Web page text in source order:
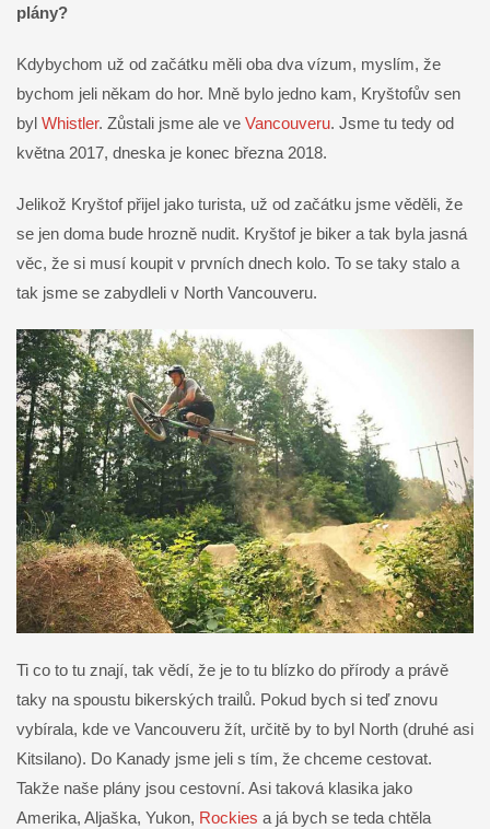
plány?
Kdybychom už od začátku měli oba dva vízum, myslím, že
bychom jeli někam do hor. Mně bylo jedno kam, Kryštofův sen
byl Whistler. Zůstali jsme ale ve Vancouveru. Jsme tu tedy od
května 2017, dneska je konec března 2018.
Jelikož Kryštof přijel jako turista, už od začátku jsme věděli, že
se jen doma bude hrozně nudit. Kryštof je biker a tak byla jasná
věc, že si musí koupit v prvních dnech kolo. To se taky stalo a
tak jsme se zabydleli v North Vancouveru.
Ti co to tu znají, tak vědí, že je to tu blízko do přírody a právě
taky na spoustu bikerských trailů. Pokud bych si teď znovu
vybírala, kde ve Vancouveru žít, určitě by to byl North (druhé asi
Kitsilano). Do Kanady jsme jeli s tím, že chceme cestovat.
Takže naše plány jsou cestovní. Asi taková klasika jako
Amerika, Aljaška, Yukon, Rockies a já bych se teda chtěla